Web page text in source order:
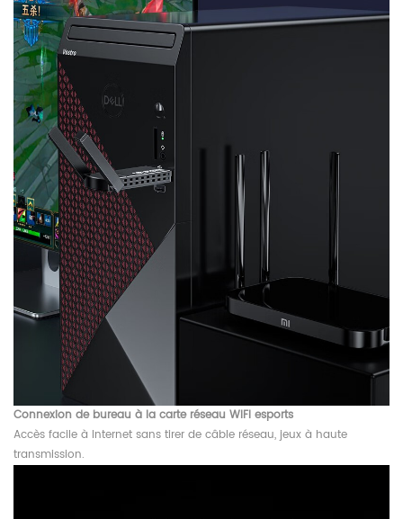
Connexion de bureau à la carte réseau WIFI esports
Accès facile à Internet sans tirer de câble réseau, jeux à haute
transmission.